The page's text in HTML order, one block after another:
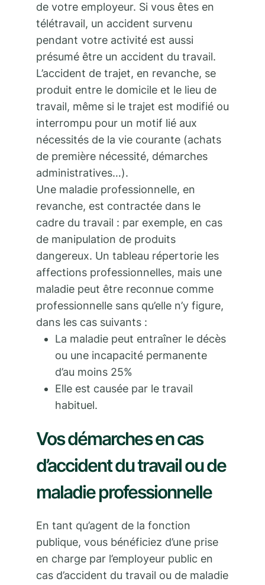
de votre employeur. Si vous êtes en
télétravail, un accident survenu
pendant votre activité est aussi
présumé être un accident du travail.
L’accident de trajet, en revanche, se
produit entre le domicile et le lieu de
travail, même si le trajet est modifié ou
interrompu pour un motif lié aux
nécessités de la vie courante (achats
de première nécessité, démarches
administratives…).
Une maladie professionnelle, en
revanche, est contractée dans le
cadre du travail : par exemple, en cas
de manipulation de produits
dangereux. Un tableau répertorie les
affections professionnelles, mais une
maladie peut être reconnue comme
professionnelle sans qu’elle n’y figure,
dans les cas suivants :
La maladie peut entraîner le décès
ou une incapacité permanente
d’au moins 25%
Elle est causée par le travail
habituel.
Vos démarches en cas
d’accident du travail ou de
maladie professionnelle
En tant qu’agent de la fonction
publique, vous bénéficiez d’une prise
en charge par l’employeur public en
cas d’accident du travail ou de maladie